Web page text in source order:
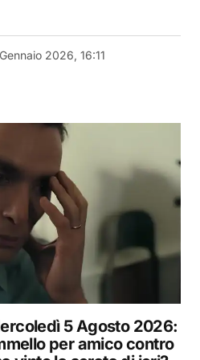
2026, 16:11
5 Agosto 2026:
per amico contro